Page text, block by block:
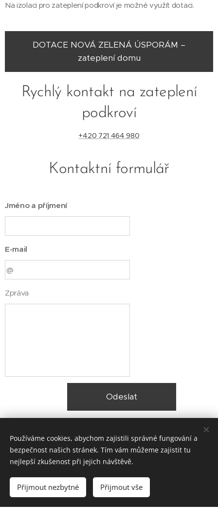
Na izolaci pro zateplení podkroví je možné využít dotaci.
DOTACE NOVÁ ZELENÁ ÚSPORÁM –
zateplení domu
Rychlý kontakt na zateplení
podkroví
+420 721 464 980
Kontaktní formulář
Jméno a příjmení
E-mail
Zpráva
Odeslat
© 2025 Zateplení fasády Praha |Lokality
Vytvořeno službou Webnode
Používáme cookies, abychom zajistili správné fungování a
bezpečnost našich stránek. Tím vám můžeme zajistit tu
nejlepší zkušenost při jejich návštěvě.
Přijmout nezbytné Přijmout vše